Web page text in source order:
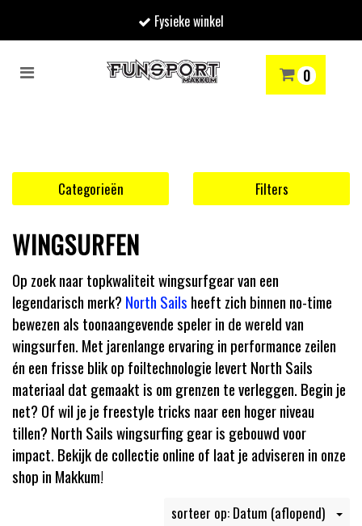
Fysieke winkel
Toggle
0
Uw winkelwagen is leeg.
SKIËN WINTERSPORTSHOP
Categorieën Filters
WINGSURFEN
Op zoek naar topkwaliteit wingsurfgear van een
legendarisch merk? North Sails heeft zich binnen no-time
bewezen als toonaangevende speler in de wereld van
wingsurfen. Met jarenlange ervaring in performance zeilen
én een frisse blik op foiltechnologie levert North Sails
materiaal dat gemaakt is om grenzen te verleggen. Begin je
net? Of wil je je freestyle tricks naar een hoger niveau
tillen? North Sails wingsurfing gear is gebouwd voor
impact. Bekijk de collectie online of laat je adviseren in onze
shop in Makkum!
sorteer op: Datum (aflopend)